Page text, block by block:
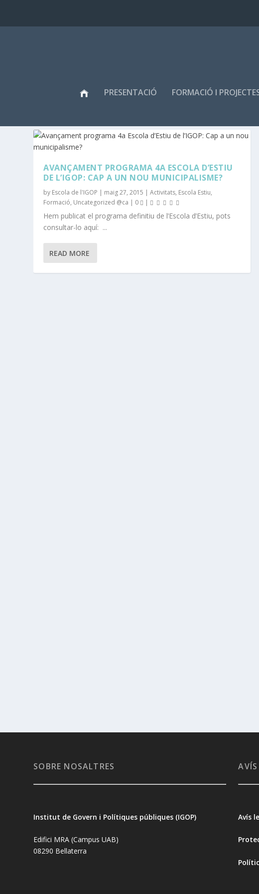
PRESENTACIÓ FORMACIÓ I
AVANÇAMENT PROGRAMA 4A ESCOLA D’ESTIU
DE L’IGOP: CAP A UN NOU MUNICIPALISME?
by Escola de l'IGOP | maig 27, 2015 |Activitats, Escola Estiu,
Formació, Uncategorized @ca | 0 |
Hem publicat el programa definitiu de l’Escola d’Estiu, pots
consultar-lo aquí: ...
READ MORE
SOBRE NOSALTRES
Institut de Govern i Polítiques públiques (IGOP)
Edifici MRA (Campus UAB)
08290 Bellaterra
Avís